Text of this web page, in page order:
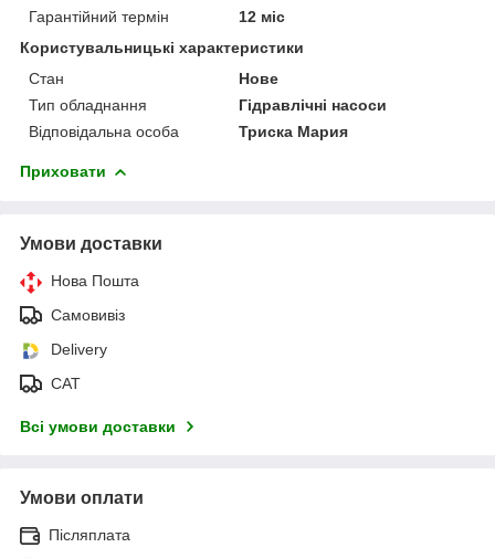
Гарантійний термін
12 міс
Користувальницькі характеристики
Стан
Нове
Тип обладнання
Гідравлічні насоси
Відповідальна особа
Триска Мария
Приховати
Умови доставки
Нова Пошта
Самовивіз
Delivery
САТ
Всі умови доставки
Умови оплати
Післяплата